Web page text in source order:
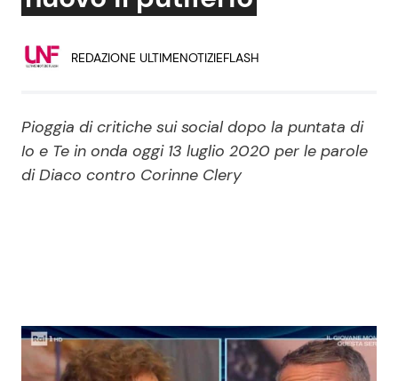
Politica Reality e Talent
Soap Opera
News Musica
REDAZIONE ULTIMENOTIZIEFLASH
Pioggia di critiche sui social dopo la puntata di
Io e Te in onda oggi 13 luglio 2020 per le parole
di Diaco contro Corinne Clery